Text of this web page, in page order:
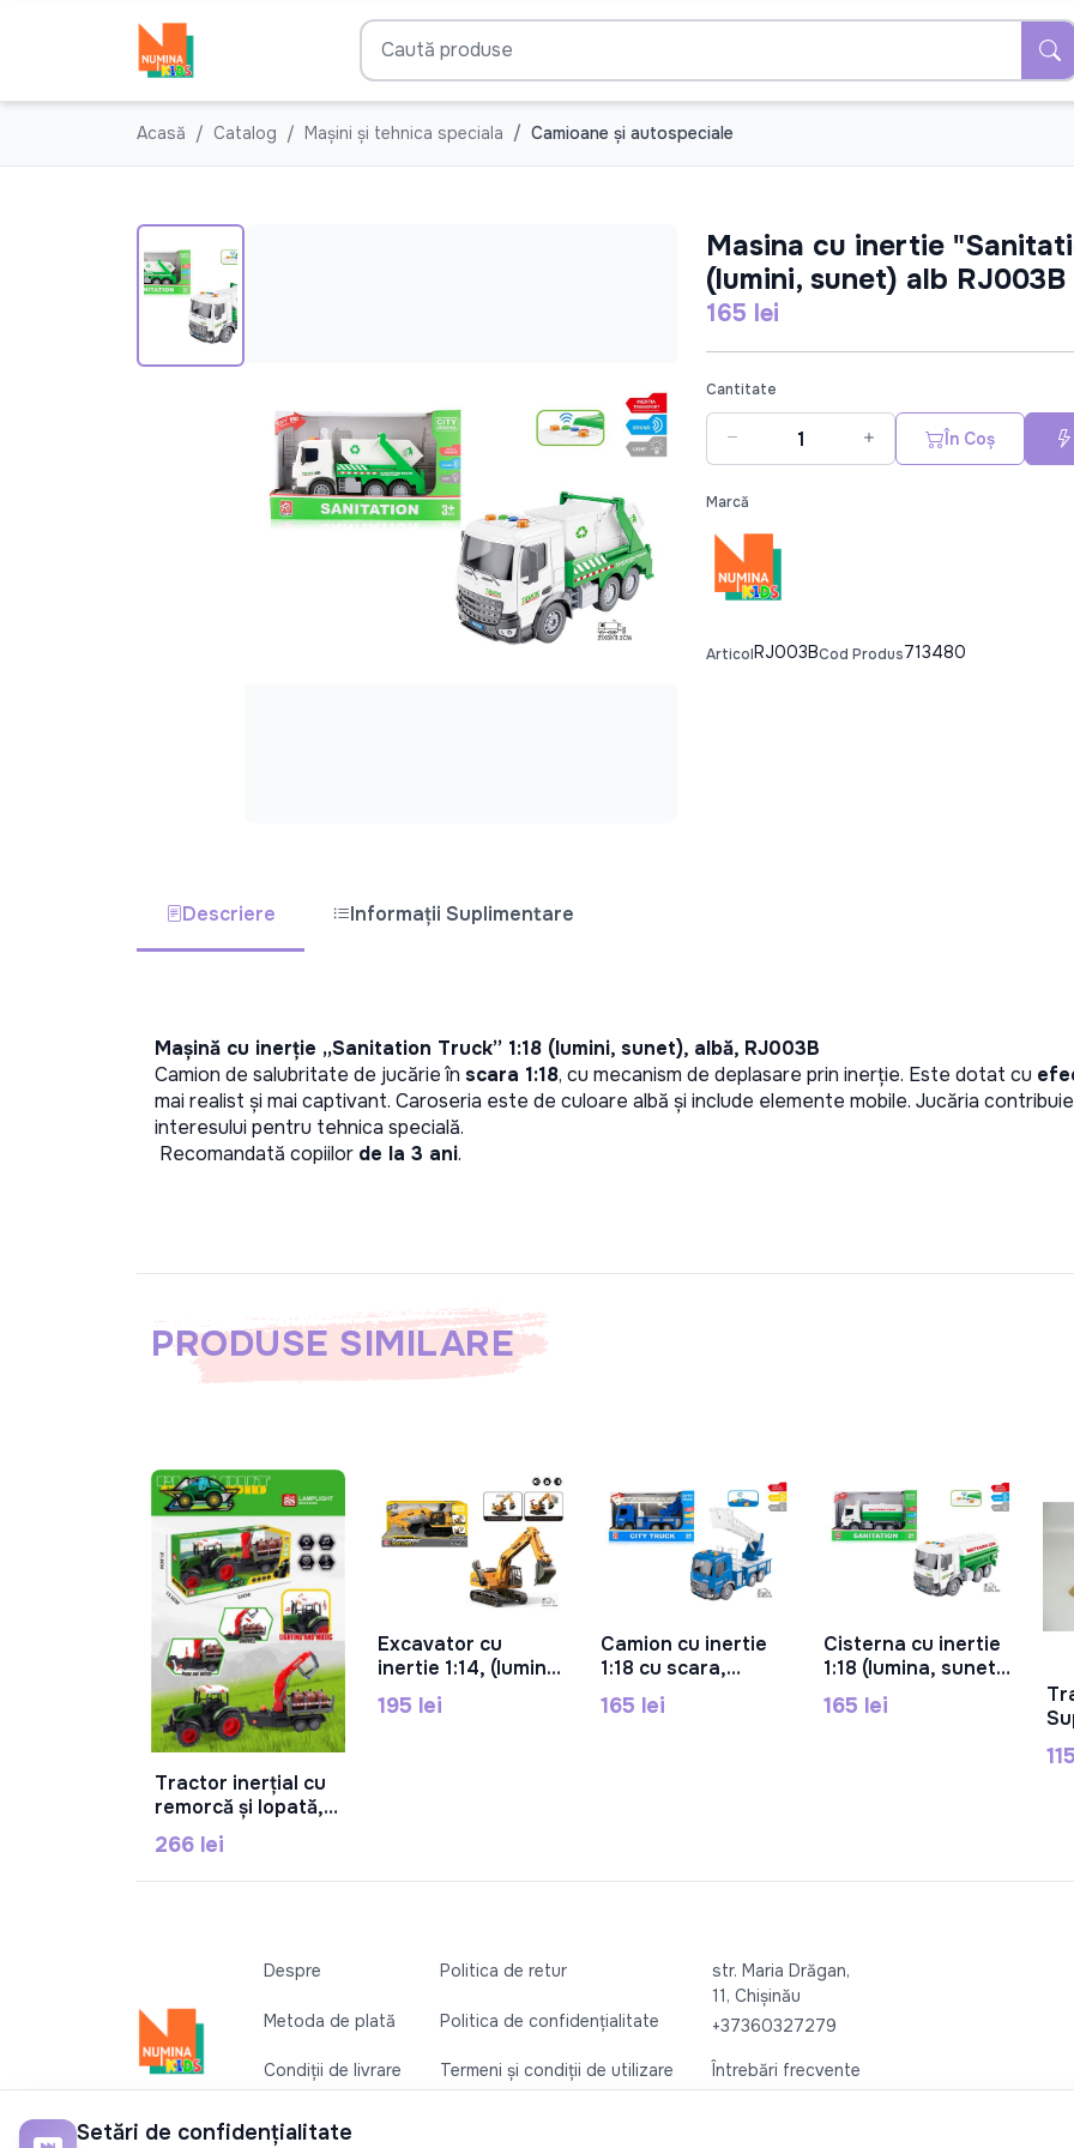
Acasă Catalog Mașini și tehnica speciala Camioane şi autospeciale
Masina cu inertie
(lumini, sunet) alb RJ003B
165 lei
Cantitate
În Coș
Marcă
ArticolRJ003BCod Produs713480
Descriere Informații Suplimentare
Mașină cu inerție „Sanitation Truck” 1:18 (lumini, sunet), albă, RJ003B
Camion de salubritate de jucărie în scara 1:18, cu mecanism de deplasare prin inerție. Este dotat cu
mai realist și mai captivant. Caroseria este de culoare albă și include elemente mobile. Jucăria
interesului pentru tehnica specială.
Recomandată copiilor de la 3 ani.
PRODUSE SIMILARE
În Coș
Tractor inerțial cu
remorcă și lopată,
cu muzică și
iluminare, 687-
150C
266 lei
În Coș
Excavator cu
inertie 1:14, (lumina,
sunet) RJ3383A
195 lei
În Coș
Camion cu inertie
1:18 cu scara,
(lumina, sunet)
RJ004A
165 lei
În Coș
Cisterna cu inertie
1:18 (lumina, sunet),
alb/verde RJ003C
165 lei
Despre Politica de retur
Metoda de plată Politica de confidențialitate
Condiții de livrare Termeni și condiții de utilizare
Întrebări frecvente
str. Maria Drăgan,
11, Chișinău
+37360327279
Setări de confidențialitate